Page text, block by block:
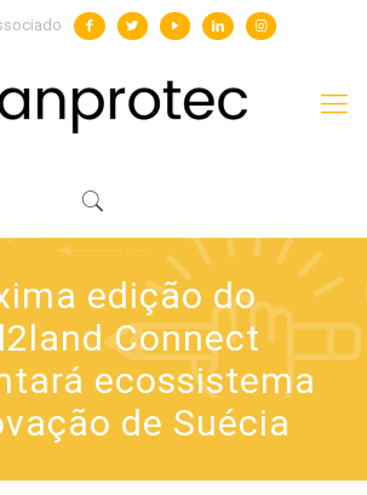
edição do
Connect
ecossistema
de Suécia